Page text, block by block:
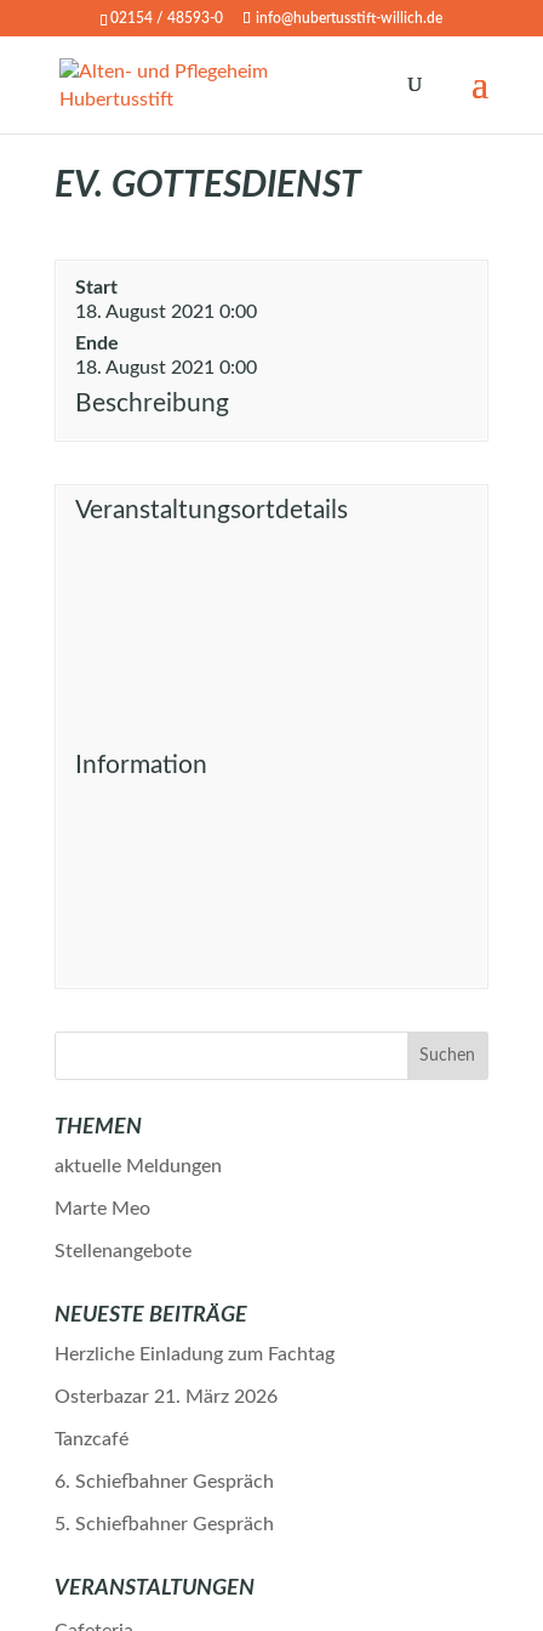
02154 / 48593-0 info@hubertusstift-willich.de
EV. GOTTESDIENST
Start
18. August 2021 0:00
Ende
18. August 2021 0:00
Beschreibung
Veranstaltungsortdetails
Information
THEMEN
aktuelle Meldungen
Marte Meo
Stellenangebote
NEUESTE BEITRÄGE
Herzliche Einladung zum Fachtag
Osterbazar 21. März 2026
Tanzcafé
6. Schiefbahner Gespräch
5. Schiefbahner Gespräch
VERANSTALTUNGEN